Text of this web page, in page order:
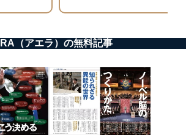
を最新の状態に保持しています。
これを最新状態としています。
により個人データの含まれるファイルを
場合に、当該ファイルへのパスワードを
います。
ネジメントシステムの継続的改善
（アエラ）の無料記事